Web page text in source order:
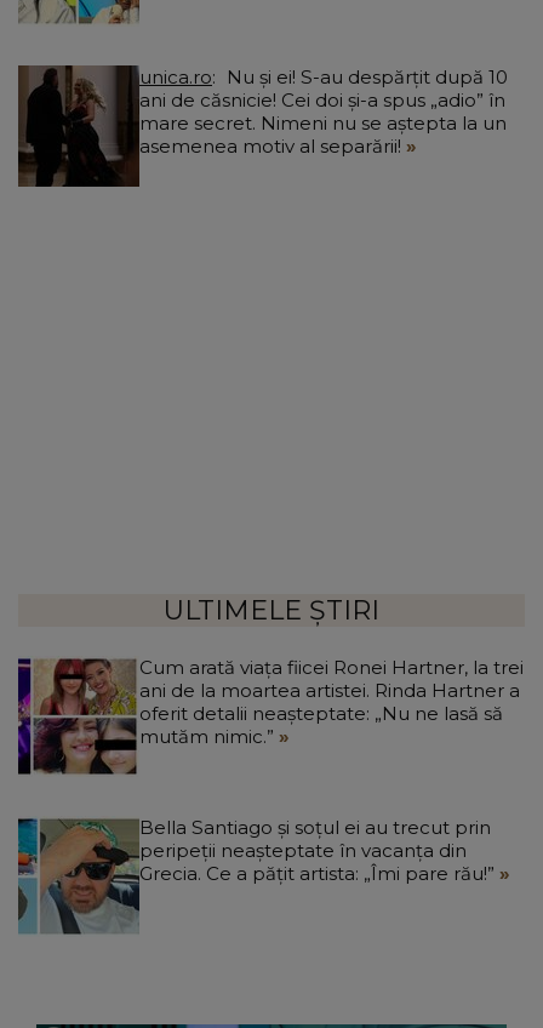
unica.ro
ani de căsnicie! Cei doi și-a spus „adio” în
mare secret. Nimeni nu se aștepta la un
asemenea motiv al separării!
ULTIMELE ȘTIRI
Cum arată viața fiicei Ronei Hartner, la trei
ani de la moartea artistei. Rinda Hartner a
oferit detalii neașteptate: „Nu ne lasă să
mutăm nimic.”
Bella Santiago și soțul ei au trecut prin
peripeții neașteptate în vacanța din
Grecia. Ce a pățit artista: „Îmi pare rău!”